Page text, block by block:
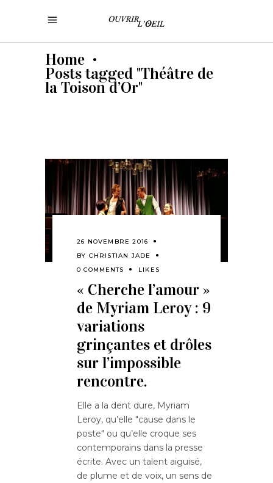
Home •
Posts tagged "Théâtre de
la Toison d’Or"
26 NOVEMBRE 2016
BY CHRISTIAN JADE
0 COMMENTS
LIKES
« Cherche l’amour »
de Myriam Leroy : 9
variations
grinçantes et drôles
sur l’impossible
rencontre.
Elle a la dent dure, Myriam
Leroy, qu’elle "cause dans le
poste" ou qu’elle croque ses
contemporains dans la presse
écrite. Avec un talent aiguisé,
de plume et de voix, un sens de